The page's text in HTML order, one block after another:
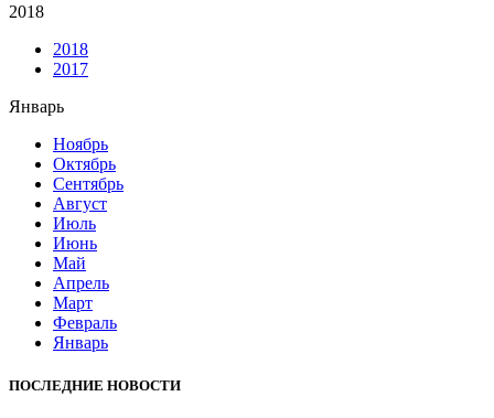
2018
2018
2017
Январь
Ноябрь
Октябрь
Сентябрь
Август
Июль
Июнь
Май
Апрель
Март
Февраль
Январь
ПОСЛЕДНИЕ НОВОСТИ